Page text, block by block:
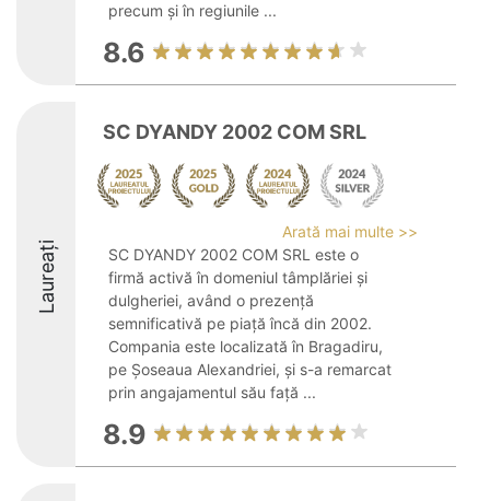
precum și în regiunile ...
8.6
Laureați
SC DYANDY 2002 COM SRL
Arată mai multe >>
SC DYANDY 2002 COM SRL este o
firmă activă în domeniul tâmplăriei și
dulgheriei, având o prezență
semnificativă pe piață încă din 2002.
Compania este localizată în Bragadiru,
pe Șoseaua Alexandriei, și s-a remarcat
prin angajamentul său față ...
8.9